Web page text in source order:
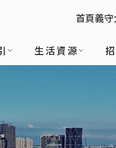
:::
首頁義
生活資源